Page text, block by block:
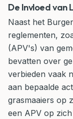
De Invloed van
Naast het
reglementen,
(APV's) van
bevatten over
verbieden vaak
aan bepaalde
grasmaaiers op
een APV op